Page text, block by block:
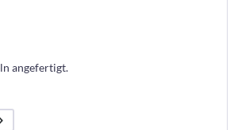
angefertigt.